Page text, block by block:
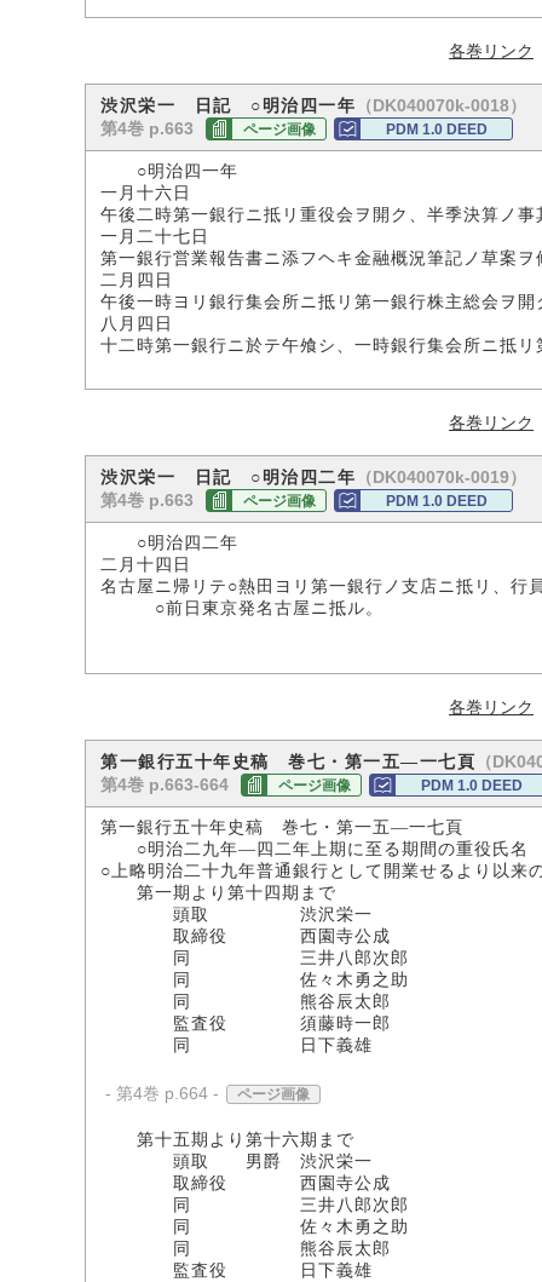
各巻リンク
渋沢栄一 日記 ○明治四一年 （DK040070k-0018）
第4巻 p.663
ページ画像 PDM 1.0 DEED
○明治四一年
一月十六日
午後二時第一銀行ニ抵リ重役会ヲ開ク、半季決算ノ事
一月二十七日
第一銀行営業報告書ニ添フヘキ金融概況筆記ノ草案ヲ
二月四日
午後一時ヨリ銀行集会所ニ抵リ第一銀行株主総会ヲ開
八月四日
十二時第一銀行ニ於テ午飧シ、一時銀行集会所ニ抵
各巻リンク
渋沢栄一 日記 ○明治四二年 （DK040070k-0019）
第4巻 p.663
ページ画像 PDM 1.0 DEED
○明治四二年
二月十四日
名古屋ニ帰リテ○熱田ヨリ第一銀行ノ支店ニ抵リ、行
○前日東京発名古屋ニ抵ル。
各巻リンク
第一銀行五十年史稿 巻七・第一五―一七頁
（
第4巻 p.663-664
ページ画像 PDM 1.0 DEED
第一銀行五十年史稿 巻七・第一五―一七頁
○明治二九年―四二年上期に至る期間の重役氏名
○上略明治二十九年普通銀行として開業せるより以来
第一期より第十四期まで
頭取 渋沢栄一
取締役 西園寺公成
同 三井八郎次郎
同 佐々木勇之助
同 熊谷辰太郎
監査役 須藤時一郎
同 日下義雄
- 第4巻 p.664 - ページ画像
第十五期より第十六期まで
頭取 男爵 渋沢栄一
取締役 西園寺公成
同 三井八郎次郎
同 佐々木勇之助
同 熊谷辰太郎
監査役 日下義雄